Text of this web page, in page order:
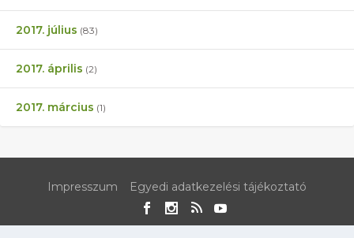
2017. július (83)
2017. április (2)
2017. március (1)
Impresszum Egyedi adatkezelési tájékoztató